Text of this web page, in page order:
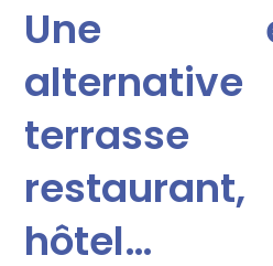
Une
hôtel…